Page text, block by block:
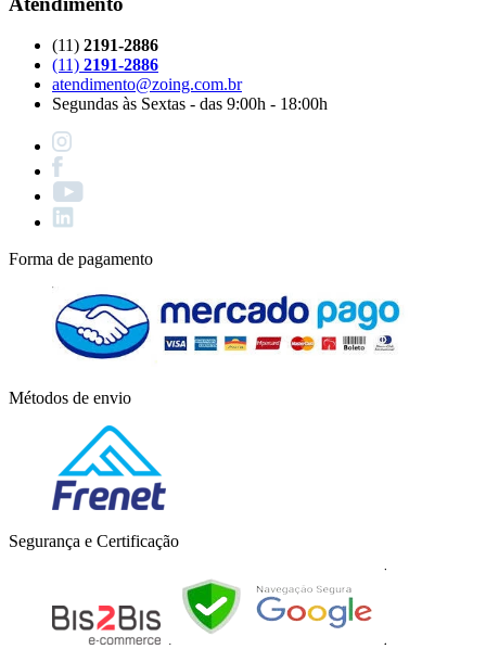
(11) 2191-2886
(11) 2191-2886
atendimento@zoing.com.br
Segundas às Sextas - das 9:00h - 18:00h
Forma de pagamento
Métodos de envio
Segurança e Certificação